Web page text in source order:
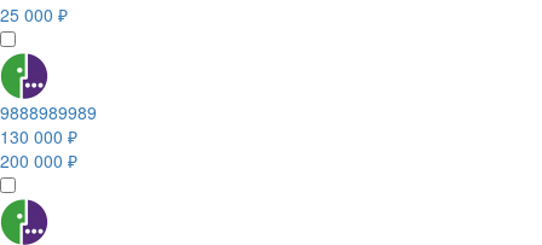
25 000 ₽
9888989989
130 000 ₽
200 000 ₽